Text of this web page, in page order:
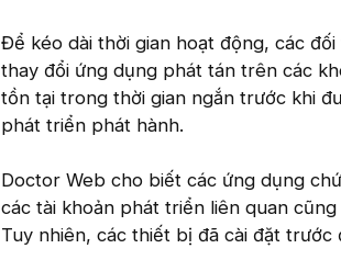
Để kéo dài thời gian hoạt động, các
thay đổi ứng dụng phát tán trên các
tồn tại trong thời gian ngắn trước khi
phát triển phát hành.
Doctor Web cho biết các ứng dụng
các tài khoản phát triển liên quan
Tuy nhiên, các thiết bị đã cài đặt